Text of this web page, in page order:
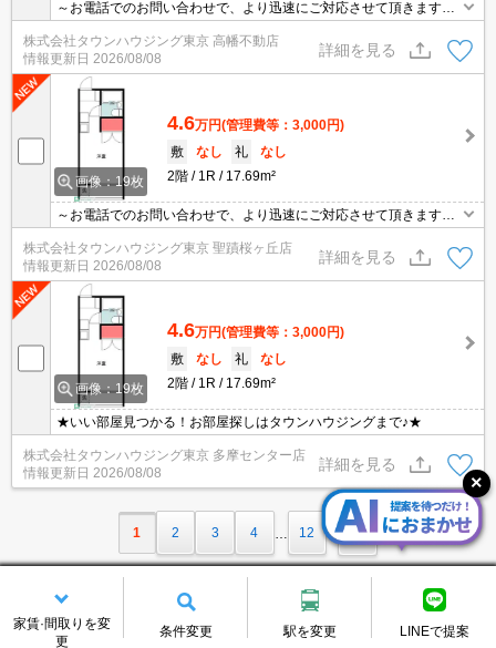
～お電話でのお問い合わせで、より迅速にご対応させて頂きます～
株式会社タウンハウジング東京 高幡不動店
情報更新日 2026/08/08
詳細を見る
画像：19枚
4.6万円(管理費等：3,000円)
敷
なし 礼
なし
2階
1R 17.69m²
～お電話でのお問い合わせで、より迅速にご対応させて頂きます～
株式会社タウンハウジング東京 聖蹟桜ヶ丘店
情報更新日 2026/08/08
詳細を見る
画像：19枚
4.6万円(管理費等：3,000円)
敷
なし 礼
なし
2階
1R 17.69m²
★いい部屋見つかる！お部屋探しはタウンハウジングまで♪★
株式会社タウンハウジング東京 多摩センター店
情報更新日 2026/08/08
詳細を見る
1 2 3 4 12
家賃·間取りを変
更
条件変更 駅を変更 LINEで提案